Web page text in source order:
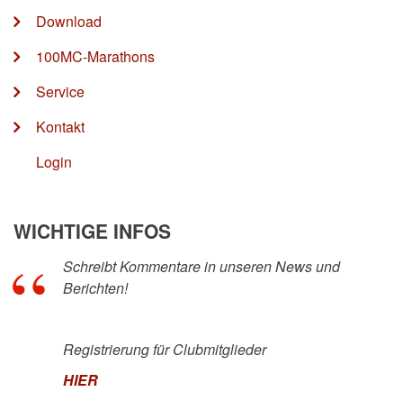
Download
100MC-Marathons
Service
Kontakt
Login
WICHTIGE INFOS
Schreibt Kommentare in unseren News und
Berichten!
Registrierung für Clubmitglieder
HIER